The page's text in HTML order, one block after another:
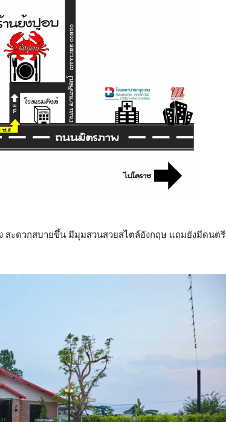
สะดวกสบายขึ้น มีมุมสวนสวยสไตล์อังกฤษ แถมยังมีดนตรี